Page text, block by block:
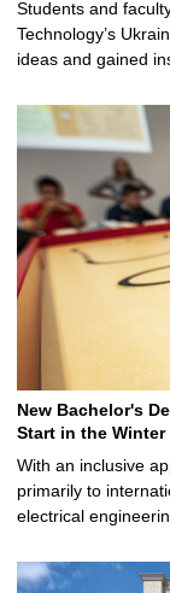
Students and
Technology’s
ideas and gained
New Bachelor's
Start in the Winter
With an inclusive
primarily to
electrical